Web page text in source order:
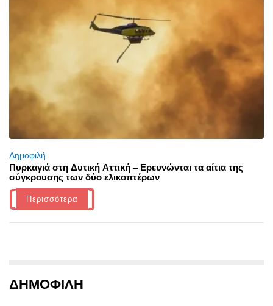
Δημοφιλή
Πυρκαγιά στη Δυτική Αττική – Ερευνώνται τα αίτια της
σύγκρουσης των δύο ελικοπτέρων
Περισσότερα
ΔΗΜΟΦΙΛΗ